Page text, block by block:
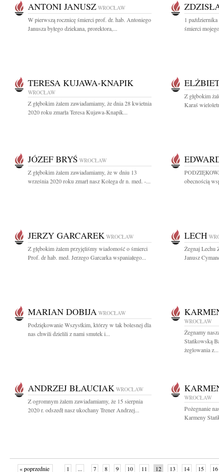
ANTONI JANUSZ WROCŁAW
W pierwszą rocznicę śmierci prof. dr. hab. Antoniego
Janusza byłego dziekana, prorektora,...
1
śmierci
TERESA KUJAWA-KNAPIK
WROCŁAW
Z głębokim żalem zawiadamiamy, że dnia 28 kwietnia
2020 roku zmarła Teresa Kujawa-Knapik...
Z głębokim
Karaś
JÓZEF BRYŚ WROCŁAW
Z głębokim żalem zawiadamiamy, że w dniu 13
września 2020 roku zmarł nasz Kolega dr n. med. -...
obecnością
JERZY GARCAREK WROCŁAW
Z głębokim żalem przyjęliśmy wiadomość o śmierci
Prof. dr hab. med. Jerzego Garcarka wspaniałego...
LECH
Żegnaj Lechu
Janusz
MARIAN DOBIJA WROCŁAW
Podziękowanie Wszystkim, którzy w tak bolesnej dla
nas chwili dzielili z nami smutek i...
WROCŁAW
Żegnamy
Stańkowską
żeglowania z...
ANDRZEJ BŁAUCIAK WROCŁAW
Z ogromnym żalem zawiadamiamy, że 15 sierpnia
2020 r. odszedł nasz ukochany Trener Andrzej...
WROCŁAW
Pożegnanie
Karmeny
« poprzednie 1 ... 7 8 9 10 11 12 13 14 15 16